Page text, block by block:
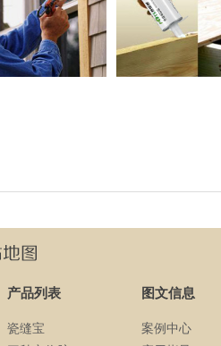
产品列表
瓷缝宝
图文信息
案例中心